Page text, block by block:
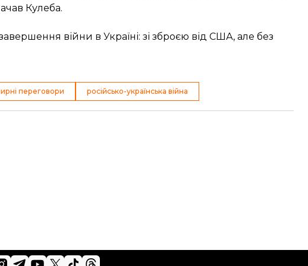
Кулеба.
війни в Україні: зі зброєю від США, але без
переговори російсько-українська війна